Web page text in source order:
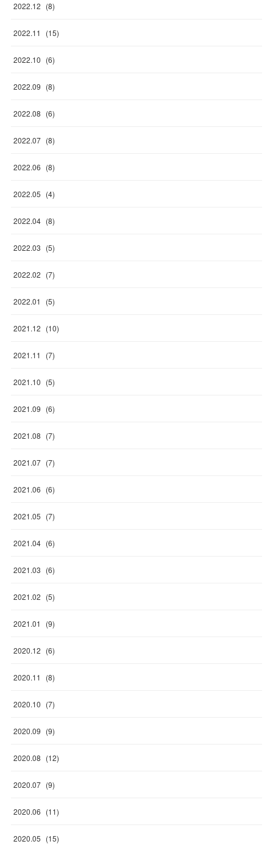
2022.12 (8)
2022.11 (15)
2022.10 (6)
2022.09 (8)
2022.08 (6)
2022.07 (8)
2022.06 (8)
2022.05 (4)
2022.04 (8)
2022.03 (5)
2022.02 (7)
2022.01 (5)
2021.12 (10)
2021.11 (7)
2021.10 (5)
2021.09 (6)
2021.08 (7)
2021.07 (7)
2021.06 (6)
2021.05 (7)
2021.04 (6)
2021.03 (6)
2021.02 (5)
2021.01 (9)
2020.12 (6)
2020.11 (8)
2020.10 (7)
2020.09 (9)
2020.08 (12)
2020.07 (9)
2020.06 (11)
2020.05 (15)